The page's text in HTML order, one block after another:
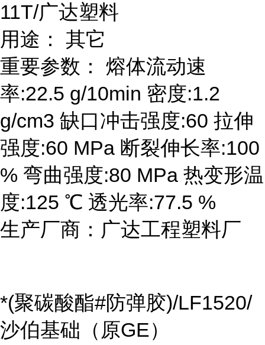
11T/广达塑料
用途： 其它
重要参数： 熔体流动速
率:22.5 g/10min 密度:1.2
g/cm3 缺口冲击强度:60 拉伸
强度:60 MPa 断裂伸长率:100
% 弯曲强度:80 MPa 热变形温
度:125 ℃ 透光率:77.5 %
生产厂商：广达工程塑料厂
*(聚碳酸酯#防弹胶)/LF1520/
沙伯基础（原GE）